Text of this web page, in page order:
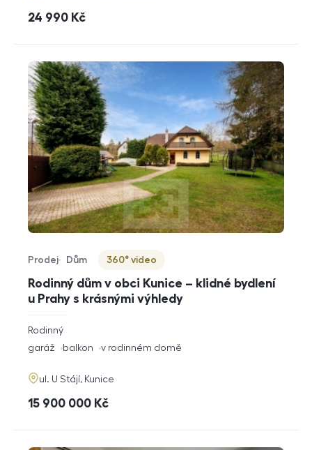
cena
24 990 Kč
Rodinný dům v obci Kunice – klidné bydlení
u Prahy s krásnými výhledy
Typ nabídky
Prodej
Typ nemovitosti
Dům
Virtuální prohlídka
360° video
rozměry
dispozice
Rodinný
funkce
garáž balkon v rodinném domě
adresa
ul. U Stájí, Kunice
cena
15 900 000 Kč